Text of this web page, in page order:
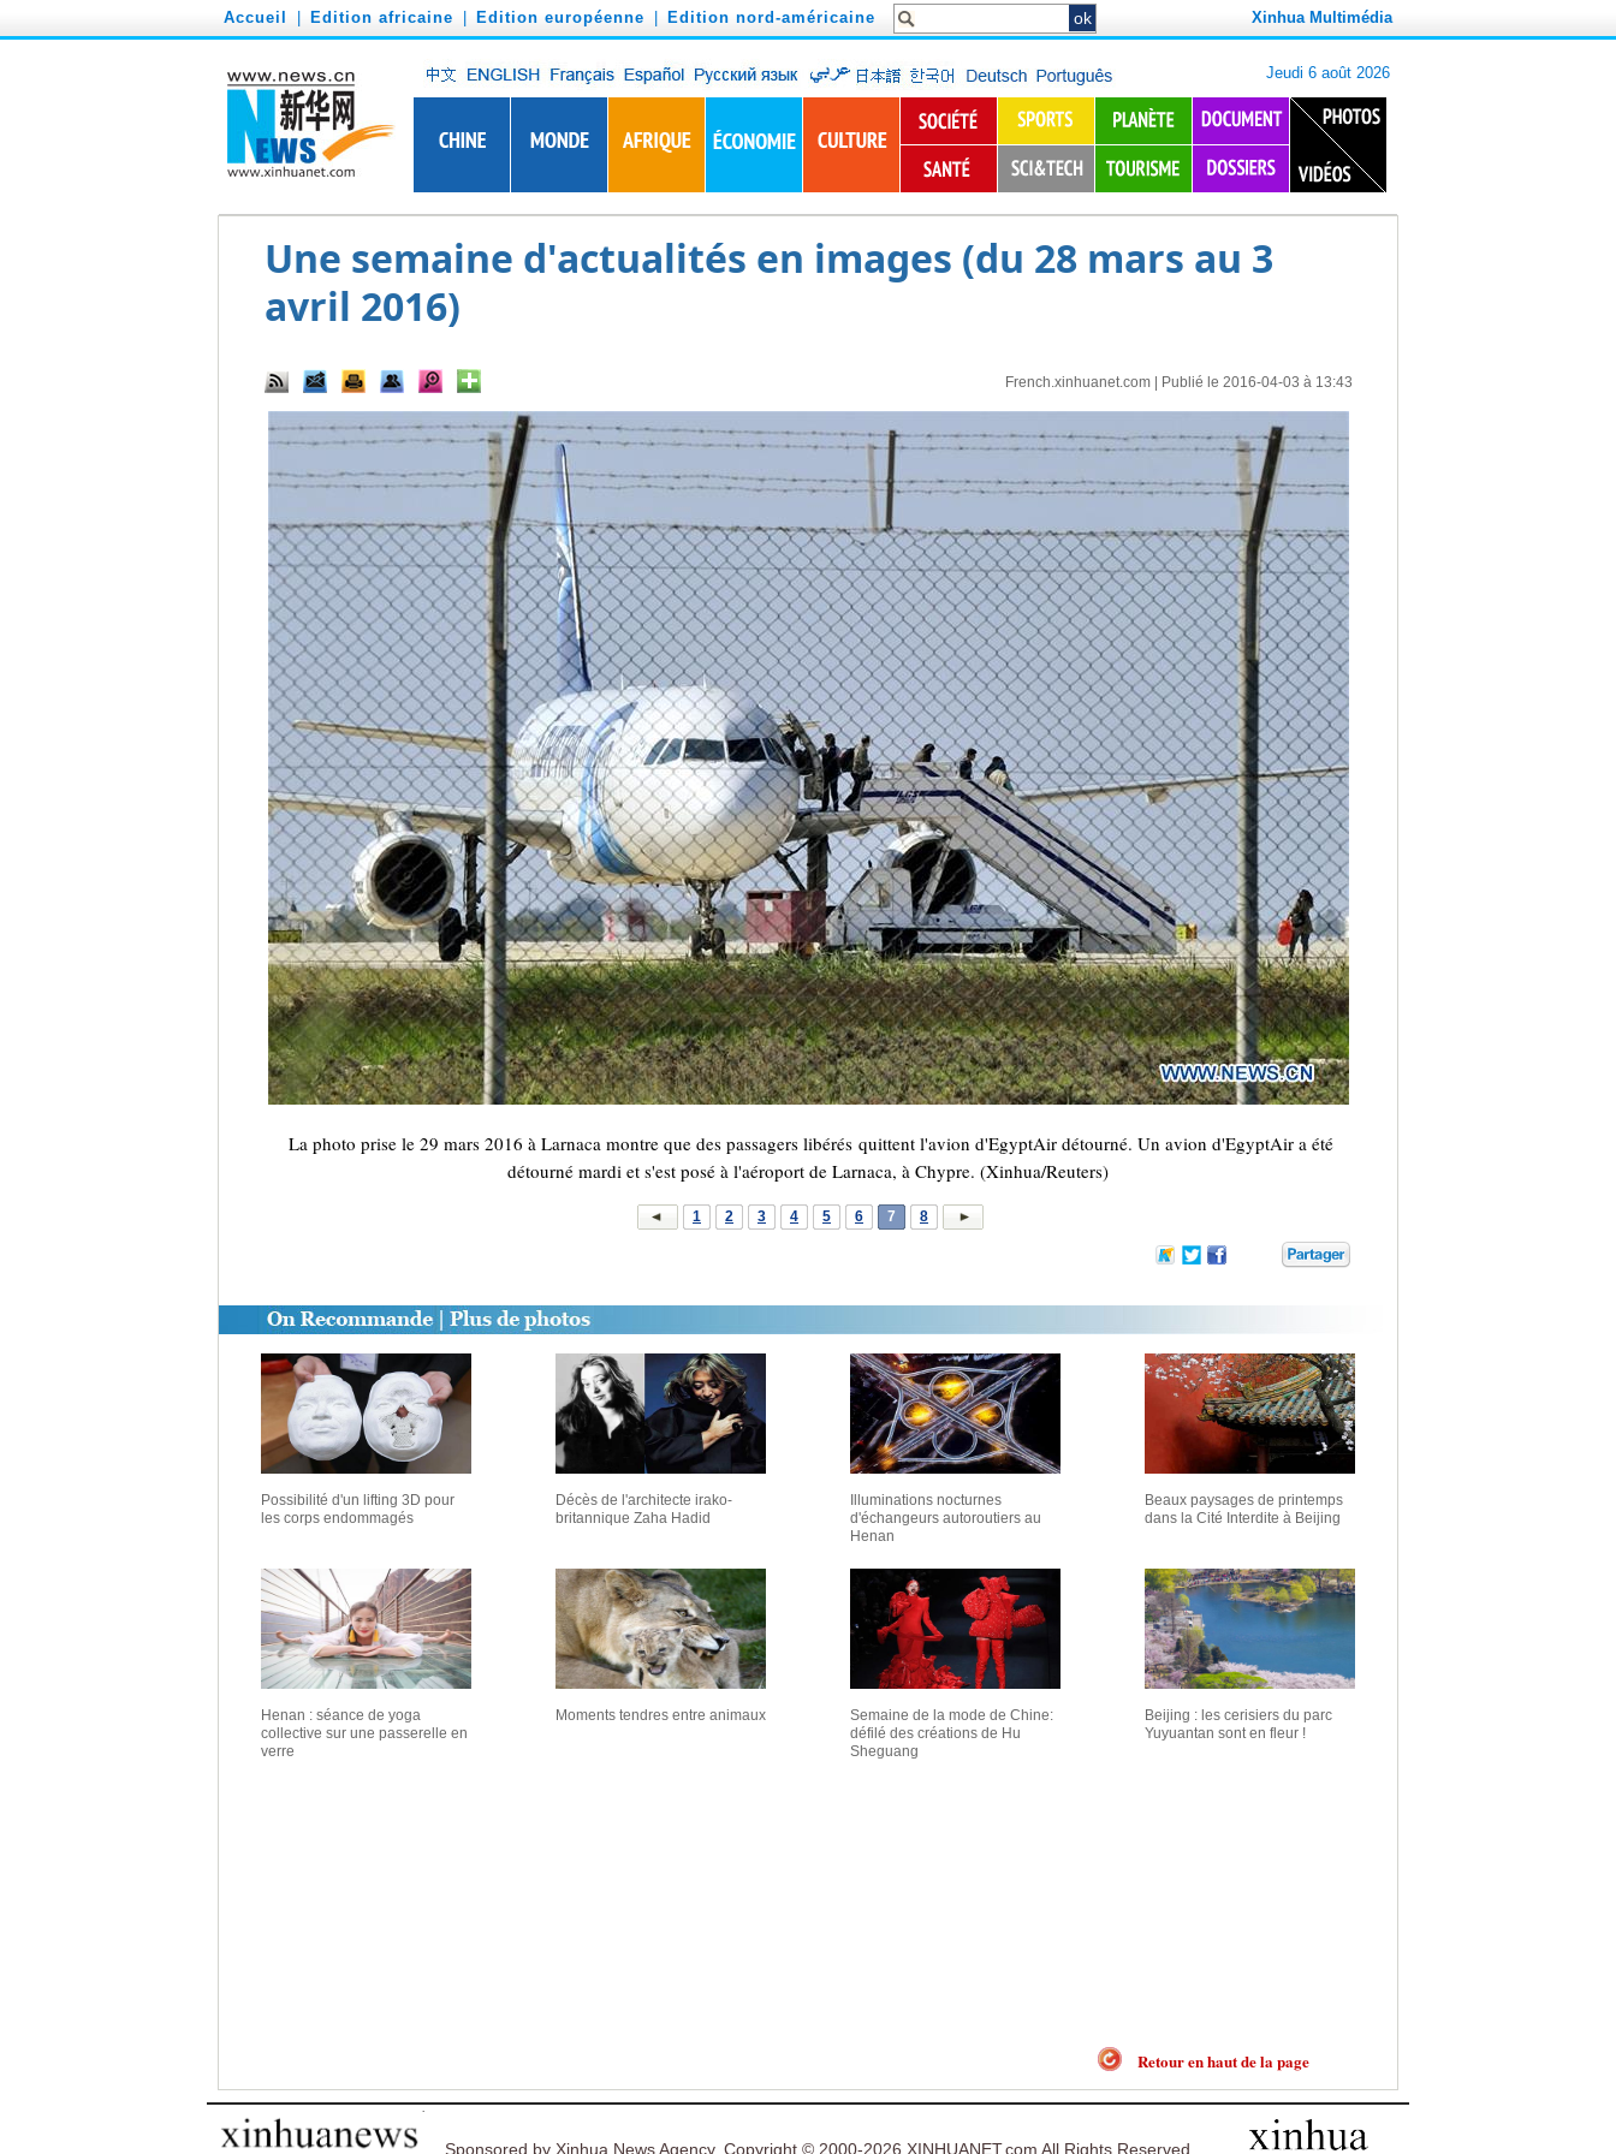
Accueil Edition africaine Edition européenne Edition nord-américaine Xinhua Multimédia
Une semaine d'actualités en images (du 28 mars au 3
avril 2016)
French.xinhuanet.com| Publié le 2016-04-03 à 13:43
La photo prise le 29 mars 2016 à Larnaca montre que des passagers libérés quittent l'avion d'EgyptAir détourné. Un avion d'EgyptAir a été
détourné mardi et s'est posé à l'aéroport de Larnaca, à Chypre. (Xinhua/Reuters)
1 2 3 4 5 6 7 8
Possibilité d'un lifting 3D pour
les corps endommagés
Décès de l'architecte irako-
britannique Zaha Hadid
Illuminations nocturnes
d'échangeurs autoroutiers au
Henan
Beaux paysages de printemps
dans la Cité Interdite à Beijing
Henan : séance de yoga
collective sur une passerelle en
verre
Moments tendres entre animaux
Semaine de la mode de Chine:
défilé des créations de Hu
Sheguang
Beijing : les cerisiers du parc
Yuyuantan sont en fleur !
Retour en haut de la page
Sponsored by Xinhua News Agency. Copyright © 2000-2026 XINHUANET.com All Rights Reserved.